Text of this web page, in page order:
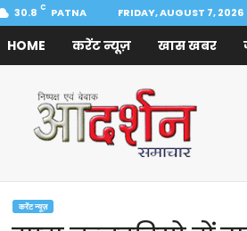
30.8 C PATNA FRIDAY, AUGUST 7, 2026
HOME करेंट न्यूज़ खास खबर
Samachar
करेंट न्यूज़